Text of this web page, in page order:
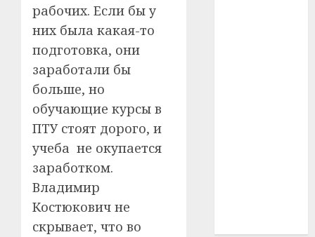
рабочих. Если бы у
них была какая-то
подготовка, они
заработали бы
больше, но
обучающие курсы в
ПТУ стоят дорого, и
учеба не окупается
заработком.
Владимир
Костюкович не
скрывает, что во